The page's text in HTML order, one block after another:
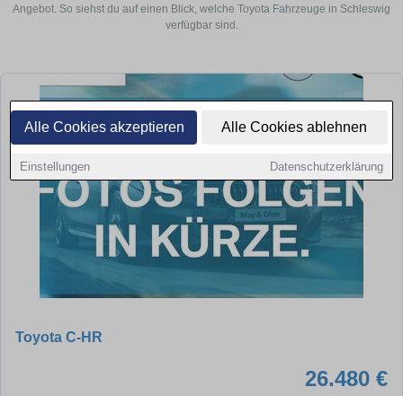
Alle Cookies akzeptieren Alle Cookies ablehnen
Einstellungen Datenschutzerklärung
Angebot. So siehst du auf einen Blick, welche Toyota Fahrzeuge in Schleswig
verfügbar sind.
Toyota C-HR
26.480 €